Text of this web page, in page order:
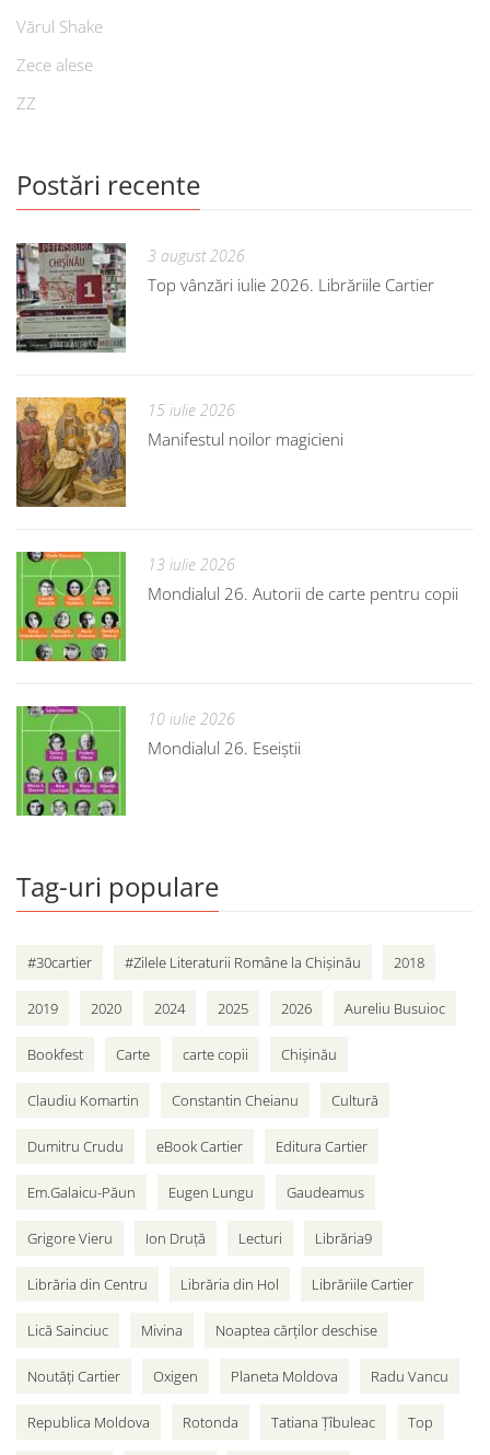
Vărul Shake
Zece alese
ZZ
Postări recente
3 august 2026
Top vânzări iulie 2026. Librăriile Cartier
15 iulie 2026
Manifestul noilor magicieni
13 iulie 2026
Mondialul 26. Autorii de carte pentru copii
10 iulie 2026
Mondialul 26. Eseiștii
Tag-uri populare
#30cartier #Zilele Literaturii Române la Chișinău 2018
2019 2020 2024 2025 2026 Aureliu Busuioc
Bookfest Carte carte copii Chișinău
Claudiu Komartin Constantin Cheianu Cultură
Dumitru Crudu eBook Cartier Editura Cartier
Em.Galaicu-Păun Eugen Lungu Gaudeamus
Grigore Vieru Ion Druță Lecturi Librăria9
Librăria din Centru Librăria din Hol Librăriile Cartier
Lică Sainciuc Mivina Noaptea cărților deschise
Noutăți Cartier Oxigen Planeta Moldova Radu Vancu
Republica Moldova Rotonda Tatiana Țîbuleac Top